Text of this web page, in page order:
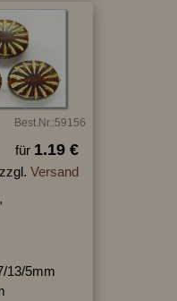
Best.Nr.:59156
für 1.19 €
zzgl. Versand
13/5mm